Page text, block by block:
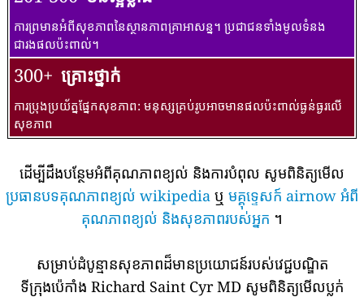
ការព្រមានអំពីសុខភាពនៃស្ថានភាពគ្រាអាសន្ន។ ប្រជាជនទាំងមូលទំនង
ជារងផលប៉ះពាល់។
300+ គ្រោះថ្នាក់
ការប្រុងប្រយ័ត្នផ្នែកសុខភាព: មនុស្សគ្រប់រូបអាចមានផលប៉ះពាល់ធ្ងន់ធ្ងរលើ
សុខភាព
ដើម្បីដឹងបន្ថែមអំពីគុណភាពខ្យល់ និងការបំពុល សូមពិនិត្យមើល
ប្រធានបទគុណភាពខ្យល់ wikipedia ឬ មគ្គុទ្ទេសក៍ airnow អំពី
គុណភាពខ្យល់ និងសុខភាពរបស់អ្នក ។
សម្រាប់ដំបូន្មានសុខភាពដ៏មានប្រយោជន៍របស់វេជ្ជបណ្ឌិត
ទីក្រុងប៉េកាំង Richard Saint Cyr MD សូមពិនិត្យមើលប្លក់